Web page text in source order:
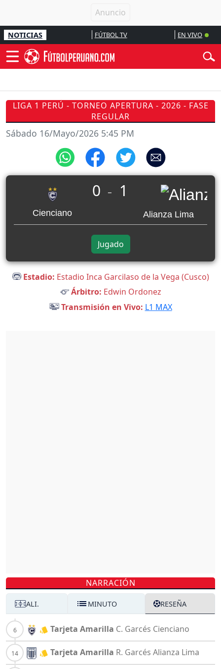
NOTICIAS FÚTBOL TV EN VIVO
LIGA 1 PERÚ - TORNEO APERTURA - 2026 - FASE
REGULAR
Sábado 16/Mayo/2026 5:45 PM
Cienciano
0 _ 1
Alianza Lima
Jugado
Estadio: Estadio Inca Garcilaso de la Vega (Cusco)
Árbitro: Edwin Ordonez
Transmisión en Vivo: L1 MAX
NARRACIÓN
ALI. MINUTO RESEÑA
Tarjeta Amarilla C. Garcés Cienciano
Tarjeta Amarilla R. Garcés Alianza Lima